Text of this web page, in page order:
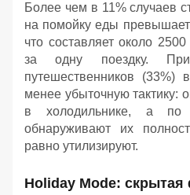
Более чем в 11% случаев
на помойку еды
что составляет около
за одну поездку.
путешественников
менее убыточную тактику:
в холодильнике, а по
обнаруживают их
равно утилизируют.
Holiday Mode: скрытая